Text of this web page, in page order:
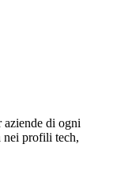
aziende di ogni
nei profili tech,